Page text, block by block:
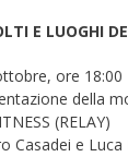
E LUOGHI
ore 18:00
della
(RELAY)
Casadei e